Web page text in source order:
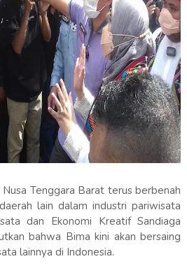
Tenggara Barat terus berbenah
lain dalam industri pariwisata
dan Ekonomi Kreatif Sandiaga
bahwa Bima kini akan bersaing
lainnya di Indonesia.